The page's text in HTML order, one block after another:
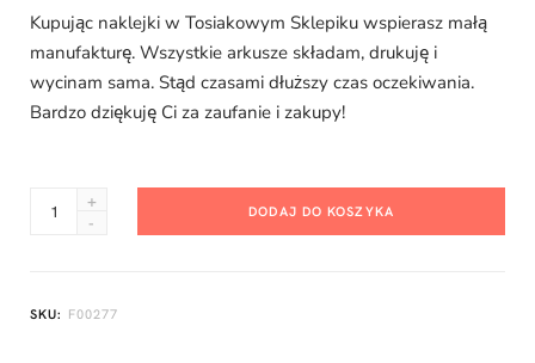
Kupując naklejki w Tosiakowym Sklepiku wspierasz małą
manufakturę. Wszystkie arkusze składam, drukuję i
wycinam sama. Stąd czasami dłuższy czas oczekiwania.
Bardzo dziękuję Ci za zaufanie i zakupy!
ilość
washi
DODAJ DO KOSZYKA
SKU: F00277